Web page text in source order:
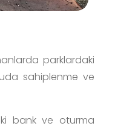
parklardaki
sahiplenme ve
bank ve oturma